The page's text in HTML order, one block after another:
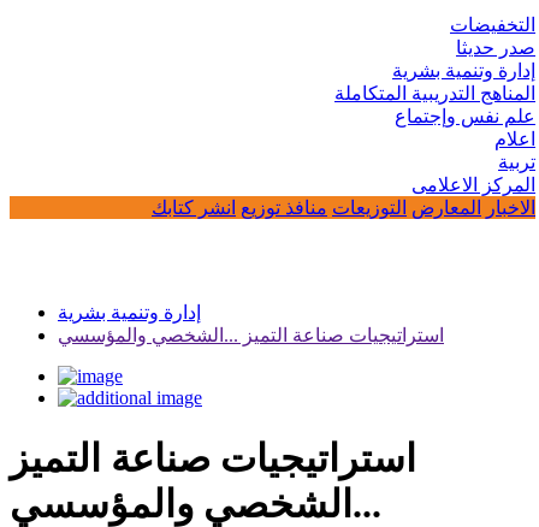
التخفيضات
صدر حديثا
إدارة وتنمية بشرية
المناهج التدريبية المتكاملة
علم نفس وإجتماع
اعلام
تربية
المركز الاعلامى
الاخبار
المعارض التوزيعات منافذ توزيع انشر كتابك
إدارة وتنمية بشرية
استراتيجيات صناعة التميز ...الشخصي والمؤسسي
استراتيجيات صناعة التميز
...الشخصي والمؤسسي